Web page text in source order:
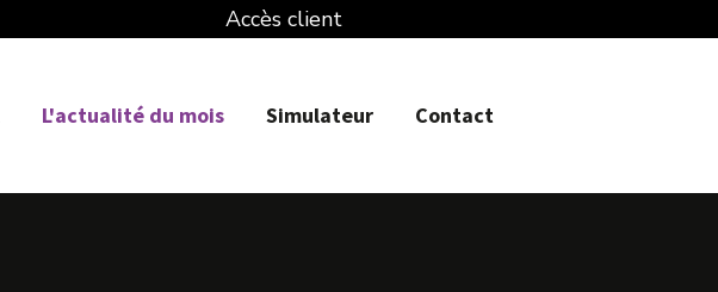
Accès client
L'actualité du mois Simulateur Contact